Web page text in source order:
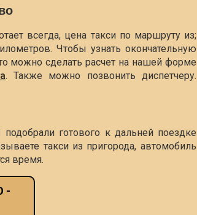
всегда, цена такси по маршруту из;
Чтобы узнать окончательную
можно сделать расчет на нашей форме
. Также можно позвонить диспетчеру.
готового к дальней поездке
такси из пригорода, автомобиль
время.
-